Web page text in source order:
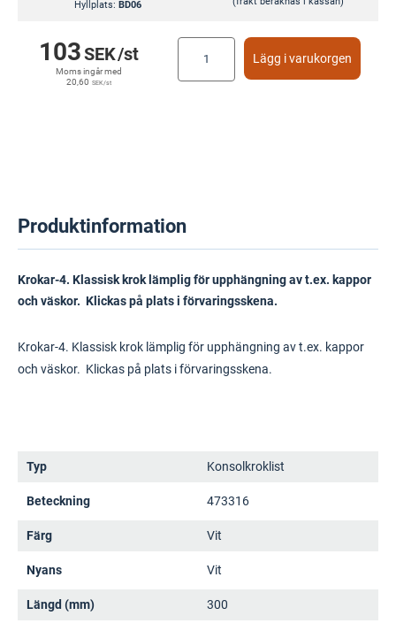
Hyllplats: BD06
103SEK/st
Moms ingår med
20,60 SEK/st
Lägg i varukorgen
Produktinformation
Krokar-4. Klassisk krok lämplig för upphängning av t.ex. kappor
och väskor. Klickas på plats i förvaringsskena.
Krokar-4. Klassisk krok lämplig för upphängning av t.ex. kappor
och väskor. Klickas på plats i förvaringsskena.
Typ Konsolkroklist
Beteckning 473316
Färg Vit
Nyans Vit
Längd (mm) 300